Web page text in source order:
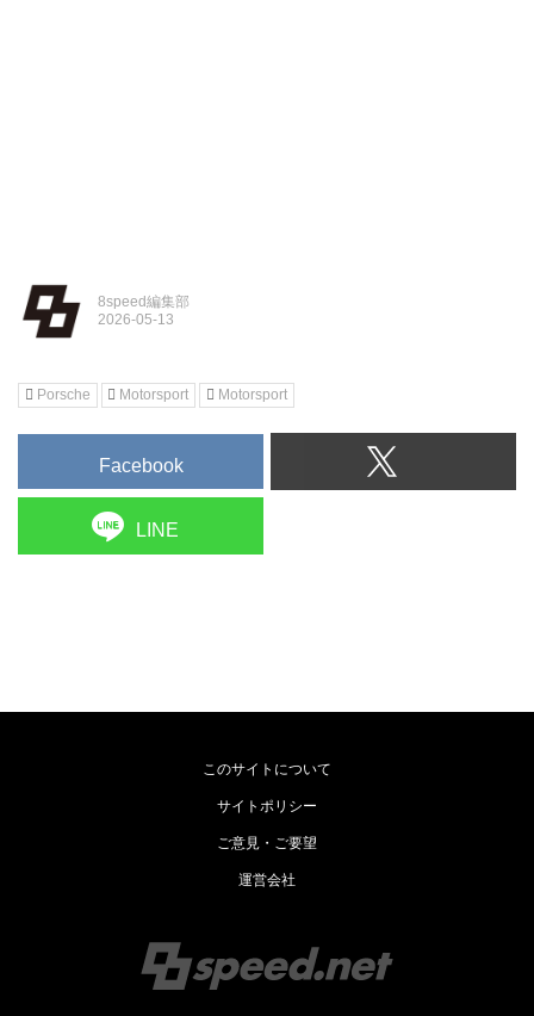
8speed編集部
Porsche Motorsport Motorsport
Facebook
LINE
このサイトについて
サイトポリシー
ご意見・ご要望
運営会社